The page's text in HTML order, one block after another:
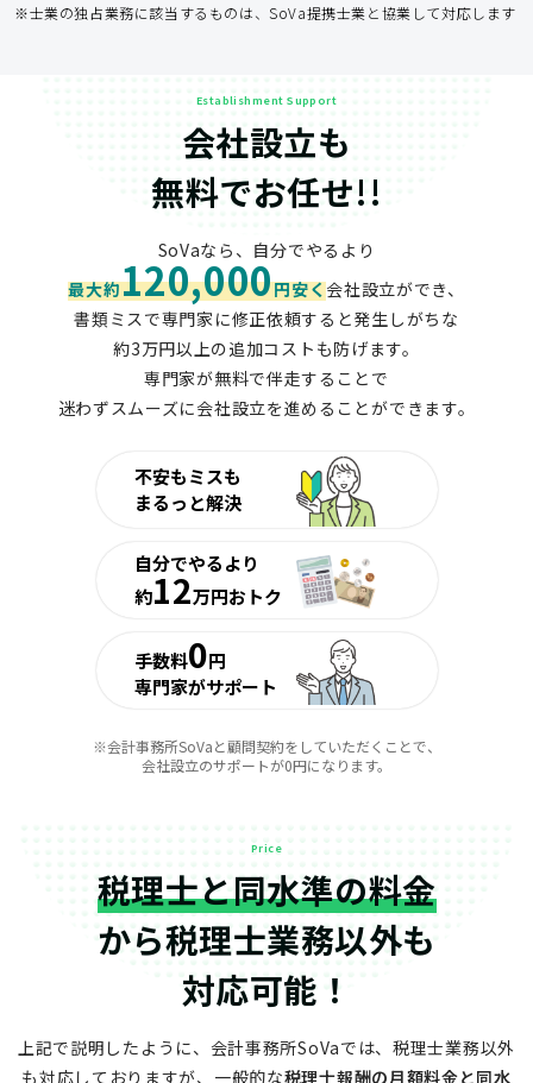
※士業の独占業務に該当するものは、SoVa提携士業と協業して対応します
Establishment Support
会社設立も
無料でお任せ!!
SoVaなら、自分でやるより
最大約120,000円安く会社設立ができ、
書類ミスで専門家に修正依頼すると発生しがちな
約3万円以上の追加コストも防げます。
専門家が無料で伴走することで
迷わずスムーズに会社設立を進めることができます。
不安もミスも
まるっと解決
自分でやるより
約12万円おトク
手数料0円
専門家がサポート
※会計事務所SoVaと顧問契約をしていただくことで、
会社設立のサポートが0円になります。
Price
税理士と同水準の料金
から税理士業務以外も
対応可能！
上記で説明したように、会計事務所SoVaでは、税理士業務以外
も対応しておりますが、 一般的な税理士報酬の月額料金と同水